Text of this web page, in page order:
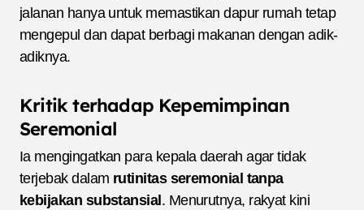
jalanan hanya untuk memastikan dapur rumah tetap
mengepul dan dapat berbagi makanan dengan adik-
adiknya.
Kritik terhadap Kepemimpinan
Seremonial
Ia mengingatkan para kepala daerah agar tidak
terjebak dalam rutinitas seremonial tanpa
kebijakan substansial . Menurutnya, rakyat kini